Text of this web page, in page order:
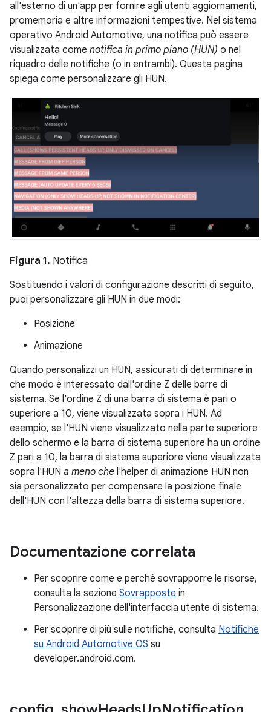
all'esterno di un'app per fornire agli utenti aggiornamenti,
promemoria e altre informazioni tempestive. Nel sistema
operativo Android Automotive, una notifica può essere
visualizzata come notifica in primo piano (HUN) o nel
riquadro delle notifiche (o in entrambi). Questa pagina
spiega come personalizzare gli HUN.
Figura 1. Notifica
Sostituendo i valori di configurazione descritti di seguito,
puoi personalizzare gli HUN in due modi:
Posizione
Animazione
Quando personalizzi un HUN, assicurati di determinare in
che modo è interessato dall'ordine Z delle barre di
sistema. Se l'ordine Z di una barra di sistema è pari o
superiore a 10, viene visualizzata sopra i HUN. Ad
esempio, se l'HUN viene visualizzato nella parte superiore
dello schermo e la barra di sistema superiore ha un ordine
Z pari a 10, la barra di sistema superiore viene visualizzata
sopra l'HUN a meno che l'helper di animazione HUN non
sia personalizzato per compensare la posizione finale
dell'HUN con l'altezza della barra di sistema superiore.
Documentazione correlata
Per scoprire come e perché sovrapporre le risorse,
consulta la sezione Sovrapposte in
Personalizzazione dell'interfaccia utente di sistema.
Per scoprire di più sulle notifiche, consulta Notifiche
su Android Automotive OS su
developer.android.com.